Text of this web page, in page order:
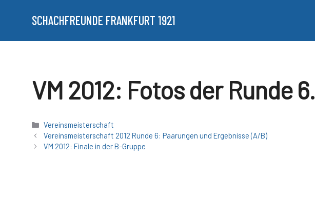
SCHACHFREUNDE FRANKFURT 1921
VM 2012: Fotos der Runde 6.
Kategorien
Vereinsmeisterschaft
Vereinsmeisterschaft 2012 Runde 6: Paarungen und Ergebnisse (A/B)
VM 2012: Finale in der B-Gruppe